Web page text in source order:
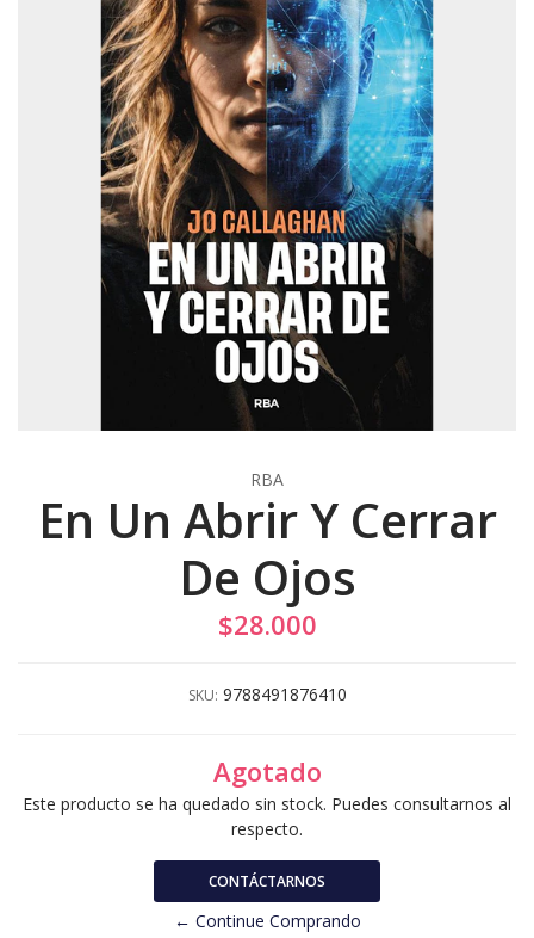
RBA
En Un Abrir Y Cerrar
De Ojos
$28.000
SKU: 9788491876410
Agotado
Este producto se ha quedado sin stock. Puedes consultarnos al
respecto.
CONTÁCTARNOS
← Continue Comprando